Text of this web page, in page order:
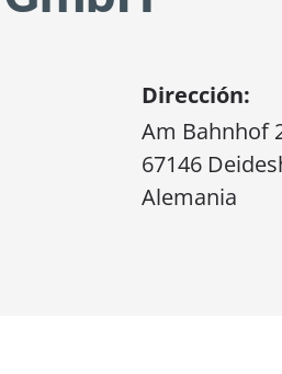
Dirección:
Am Bahnhof
67146
Alemania